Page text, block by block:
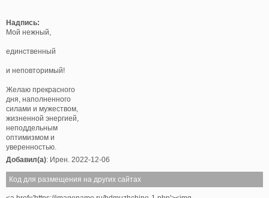
Надпись:
Мой нежный,
единственный
и неповторимый!
Желаю прекрасного
дня, наполненного
силами и мужеством,
жизненной энергией,
неподдельным
оптимизмом и
уверенностью.
Добавил(а): Ирен. 2022-12-06
Код для размещения на других сайтах